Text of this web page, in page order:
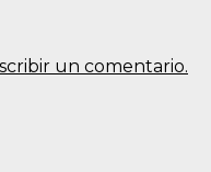
un comentario.